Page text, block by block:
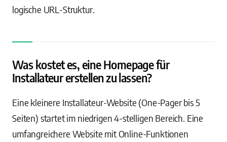
logische URL-Struktur.
Was kostet es, eine Homepage für
Installateur erstellen zu lassen?
Eine kleinere Installateur-Website (One-Pager bis 5
Seiten) startet im niedrigen 4-stelligen Bereich. Eine
umfangreichere Website mit Online-Funktionen